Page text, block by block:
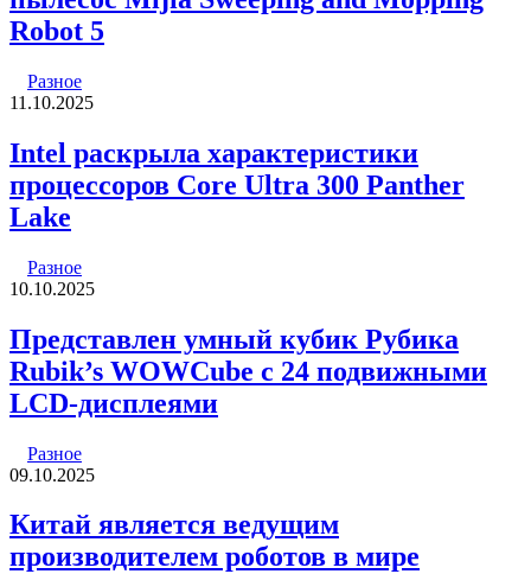
Robot 5
Разное
11.10.2025
Intel раскрыла характеристики
процессоров Core Ultra 300 Panther
Lake
Разное
10.10.2025
Представлен умный кубик Рубика
Rubik’s WOWCube с 24 подвижными
LCD-дисплеями
Разное
09.10.2025
Китай является ведущим
производителем роботов в мире